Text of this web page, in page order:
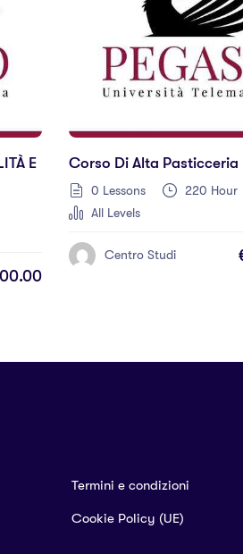
E
Corso Di Alta Pasticceria
0 Lessons
220 Hour
All Levels
Centro Studi
Termini e condizioni
Cookie Policy (UE)